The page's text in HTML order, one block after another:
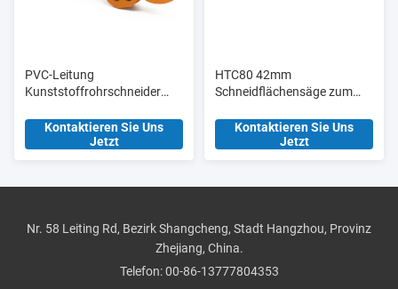
PVC-Leitung
Kunststoffrohrschneider
Manuelle
Aluminiumlegierung Körper
Kontaktieren Sie Uns
Jetzt
HTC80 42mm
Schneidflächensäge zum
Rohrschneidern mit
Kontaktieren Sie Uns
Jetzt
Nr. 58 Leiting Rd, Bezirk Shangcheng, Stadt Hangzhou, Provinz
Zhejiang, China.
Telefon:00-86-13777804353